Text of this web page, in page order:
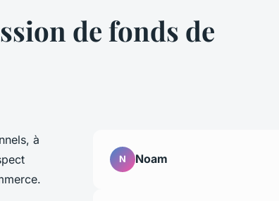
de fonds de
à
N Noam